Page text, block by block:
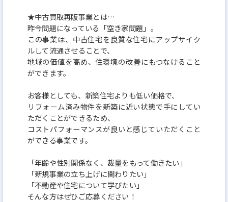
★中古買取再販事業とは…
昨今問題になっている「空き家問題」。
この事業は、中古住宅を良質な住宅にアップサイク
ルして流通させることで、
地域の価値を高め、住環境の改善にもつなけること
ができます。
お客様としても、新築住宅よりも低い価格で、
リフォーム済み物件を新築に近い状態で手にしてい
ただくことができるため、
コストパフォーマンスが良いと感じていただくこと
ができる事業です。
「年齢や性別関係なく、裁量をもって働きたい」
「新規事業の立ち上げに関わりたい」
「不動産や住宅について学びたい」
そんな方はぜひご応募ください！